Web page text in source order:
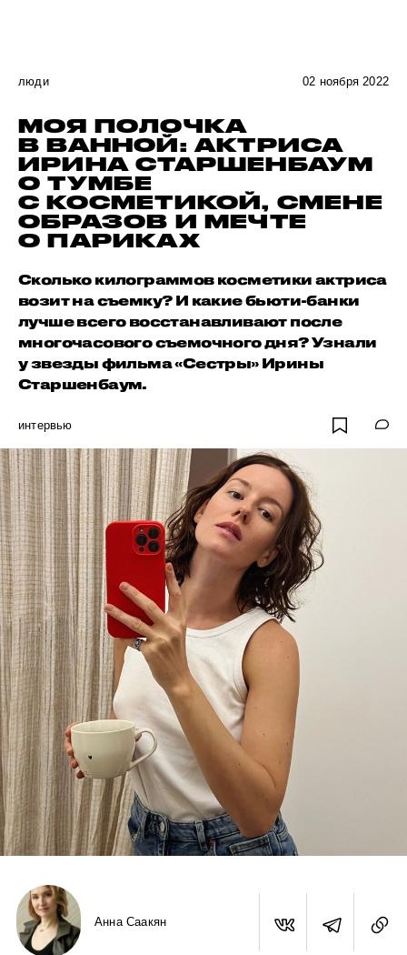
люди 02 ноября 2022
МОЯ ПОЛОЧКА
В ВАННОЙ: АКТРИСА
ИРИНА СТАРШЕНБАУМ
О ТУМБЕ
С КОСМЕТИКОЙ, СМЕНЕ
ОБРАЗОВ И МЕЧТЕ
О ПАРИКАХ
Сколько килограммов косметики актриса
возит на съемку? И какие бьюти-банки
лучше всего восстанавливают после
многочасового съемочного дня? Узнали
у звезды фильма «Сестры» Ирины
Старшенбаум.
интервью
Анна Саакян